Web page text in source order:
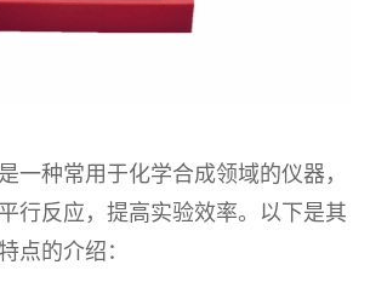
一种常用于化学合成领域的仪器，
行反应，提高实验效率。以下是其
点的介绍：